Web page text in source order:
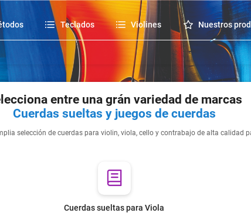
Teclados Violines Nuestros
entre una grán variedad de marcas
Cuerdas sueltas y juegos de cuerdas
selección de cuerdas para violin, viola, cello y contrabajo de alta calidad
Cuerdas sueltas para Viola